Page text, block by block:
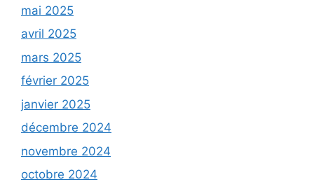
mai 2025
avril 2025
mars 2025
février 2025
janvier 2025
décembre 2024
novembre 2024
octobre 2024